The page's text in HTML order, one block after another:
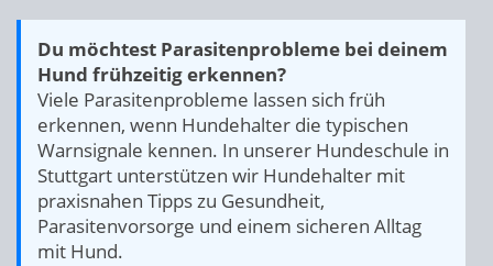
Du möchtest Parasitenprobleme bei deinem
Hund frühzeitig erkennen?
Viele Parasitenprobleme lassen sich früh
erkennen, wenn Hundehalter die typischen
Warnsignale kennen. In unserer Hundeschule in
Stuttgart unterstützen wir Hundehalter mit
praxisnahen Tipps zu Gesundheit,
Parasitenvorsorge und einem sicheren Alltag
mit Hund.